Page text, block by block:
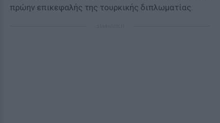
πρώην επικεφαλής της τουρκικής διπλωματίας.